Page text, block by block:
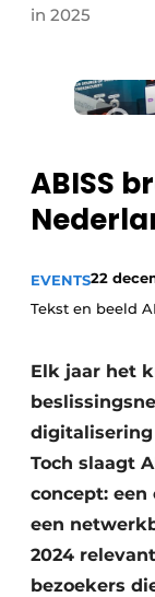
Eigen
Home
Podcasts
Vacature
Vacatures
in 2025
ABISS
EVENTS22
Tekst en beeld
Elk jaar het
digitalisering
Toch slaagt
concept:
een
2024
bezoekers